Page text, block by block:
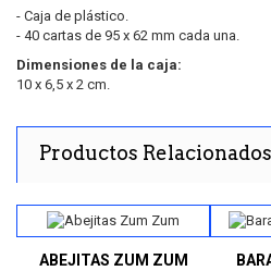
- Caja de plástico.
- 40 cartas de 95 x 62 mm cada una.
Dimensiones de la caja:
10 x 6,5 x 2 cm.
Productos Relacionados
ABEJITAS ZUM ZUM